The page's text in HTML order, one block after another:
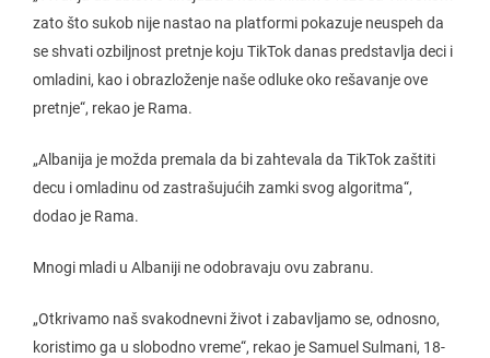
zato što sukob nije nastao na platformi pokazuje neuspeh da
se shvati ozbiljnost pretnje koju TikTok danas predstavlja deci i
omladini, kao i obrazloženje naše odluke oko rešavanje ove
pretnje“, rekao je Rama.
„Albanija je možda premala da bi zahtevala da TikTok zaštiti
decu i omladinu od zastrašujućih zamki svog algoritma“,
dodao je Rama.
Mnogi mladi u Albaniji ne odobravaju ovu zabranu.
„Otkrivamo naš svakodnevni život i zabavljamo se, odnosno,
koristimo ga u slobodno vreme“, rekao je Samuel Sulmani, 18-